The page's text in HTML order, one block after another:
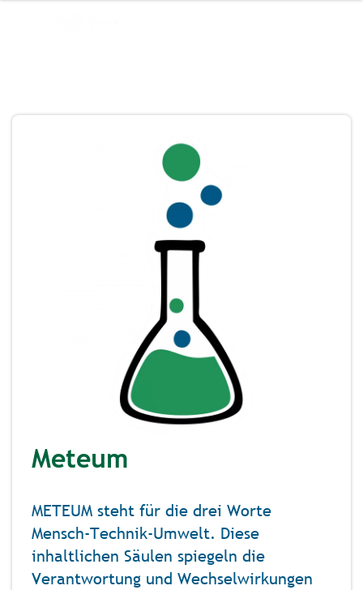
Meteum
METEUM steht für die drei Worte
Mensch-Technik-Umwelt. Diese
inhaltlichen Säulen spiegeln die
Verantwortung und Wechselwirkungen